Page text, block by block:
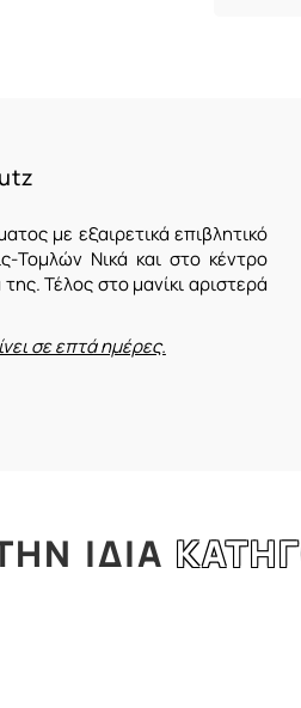
με εξαιρετικά επιβλητικό
Τομλών Νικά και στο κέντρο
Τέλος στο μανίκι αριστερά
σε επτά ημέρες.
ΙΔΙΑ